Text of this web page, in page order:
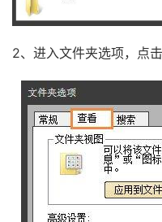
2、进入文件夹选项，点